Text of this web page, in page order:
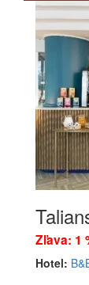
Zľava: 1
Hotel: